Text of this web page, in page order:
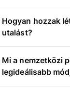
Hogyan hozzak
utalást?
Mi a nemzetközi
legideálisabb